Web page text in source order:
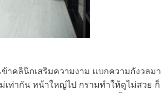
าคลินิกเสริมความงาม แบกความกังวลมา
ท่ากัน หน้าใหญ่ไป กรามทำให้ดูไม่สวย ก็